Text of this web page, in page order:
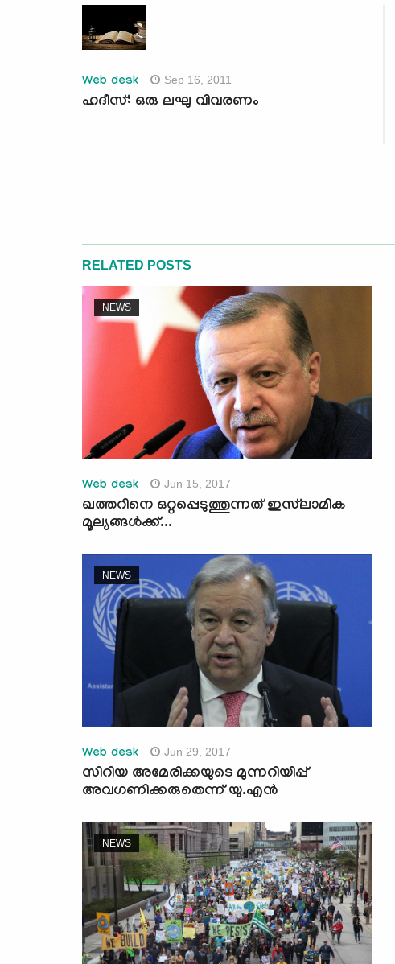
Web desk Sep 16, 2011
ഹദീസ്: ഒരു ലഘു വിവരണം
RELATED POSTS
NEWS
Web desk Jun 15, 2017
ഖത്തറിനെ ഒറ്റപ്പെടുത്തുന്നത് ഇസ്‌ലാമിക
മൂല്യങ്ങള്‍ക്ക്...
NEWS
Web desk Jun 29, 2017
സിറിയ അമേരിക്കയുടെ മുന്നറിയിപ്പ്
അവഗണിക്കരുതെന്ന് യു.എന്‍
NEWS